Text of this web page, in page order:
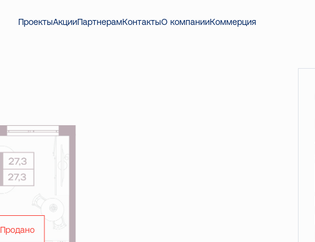
ПроектыАкцииПартнерамКонтактыО компанииКоммерция
от 9 805 ₽
Продано